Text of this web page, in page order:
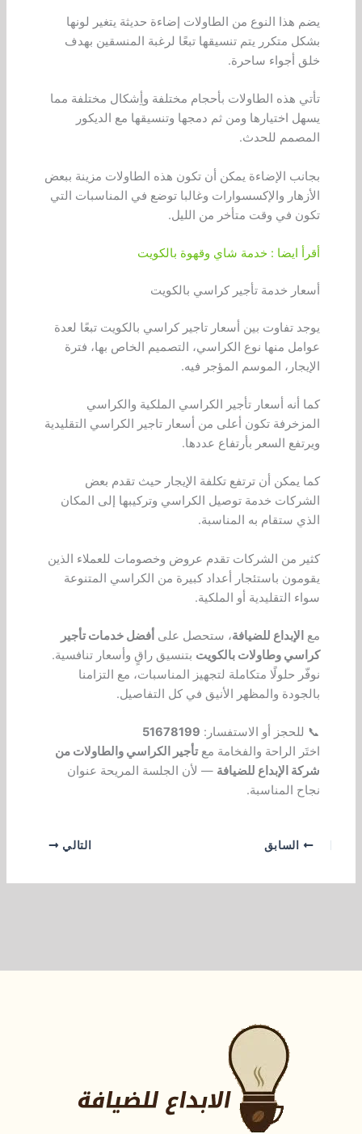
يضم هذا النوع من الطاولات إضاءة حديثة يتغير لونها
بشكل متكرر يتم تنسيقها تبعًا لرغبة المنسقين بهدف
خلق أجواء ساحرة.
تأتي هذه الطاولات بأحجام مختلفة وأِشكال مختلفة مما
يسهل اختيارها ومن ثم دمجها وتنسيقها مع الديكور
المصمم للحدث.
بجانب الإضاءة يمكن أن تكون هذه الطاولات مزينة ببعض
الأزهار والإكسسوارات وغالبا توضع في المناسبات التي
تكون في وقت متأخر من الليل.
أقرأ ايضا : خدمة شاي وقهوة بالكويت
أسعار خدمة تأجير كراسي بالكويت
يوجد تفاوت بين أسعار تاجير كراسي بالكويت تبعًا لعدة
عوامل منها نوع الكراسي، التصميم الخاص بها، فترة
الإيجار، الموسم المؤجر فيه.
كما أنه أسعار تأجير الكراسي الملكية والكراسي
المزخرفة تكون أعلى من أسعار تاجير الكراسي التقليدية
ويرتفع السعر بأرتفاع عددها.
كما يمكن أن ترتفع تكلفة الإيجار حيث تقدم بعض
الشركات خدمة توصيل الكراسي وتركيبها إلى المكان
الذي ستقام به المناسبة.
كثير من الشركات تقدم عروض وخصومات للعملاء الذين
يقومون باستئجار أعداد كبيرة من الكراسي المتنوعة
سواء التقليدية أو الملكية.
مع الإبداع للضيافة، ستحصل على أفضل خدمات تأجير
كراسي وطاولات بالكويت بتنسيق راقٍ وأسعار تنافسية.
نوفّر حلولًا متكاملة لتجهيز المناسبات، مع التزامنا
بالجودة والمظهر الأنيق في كل التفاصيل.
📞 للحجز أو الاستفسار: 51678199
اختَر الراحة والفخامة معتأجير الكراسي والطاولات من
شركة الإبداع للضيافة — لأن الجلسة المريحة عنوان
نجاح المناسبة.
السابق التالي